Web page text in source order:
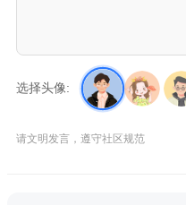
选择头像:
请文明发言，遵守社区规范